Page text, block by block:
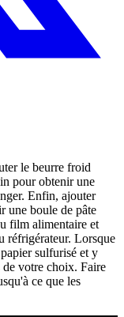
le beurre froid
pour obtenir une
Enfin, ajouter
une boule de pâte
film alimentaire et
réfrigérateur. Lorsque
sulfurisé et y
de votre choix. Faire
ce que les